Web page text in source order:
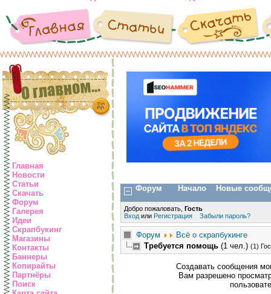
Главная
Новости
Статьи
Скачать
Форум
Галерея
Идеи
Скрапбукинг
Магазины
Контакты
Баннеры
Копирайты
Партнёры
Поиск
Форум Начало Новые
Добро пожаловать,
Гость
Вход или Регистрация Забыли пароль?
Форум
Всё о скрапбукинге
Требуется помощь (1 чел.) (1)
Создавать сообщения
Вам разрешено